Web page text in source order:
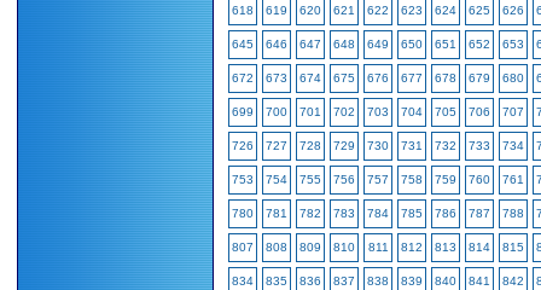
618 619 620 621 622 623 624 625 626
645 646 647 648 649 650 651 652 653
672 673 674 675 676 677 678 679 680
699 700 701 702 703 704 705 706 707
726 727 728 729 730 731 732 733 734
753 754 755 756 757 758 759 760 761
780 781 782 783 784 785 786 787 788
807 808 809 810 811 812 813 814 815
834 835 836 837 838 839 840 841 842